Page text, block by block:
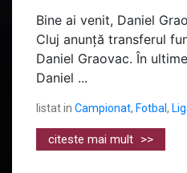
Bine ai venit, Daniel
Cluj anunță transferul
Daniel Graovac. În
Daniel ...
listat in Campionat, Fotbal,
citeste mai mult >>